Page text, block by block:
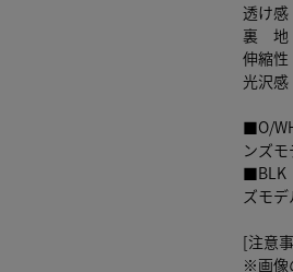
透け感
裏 地
伸縮性
光沢
■O/
ンズ
■BLK
ズモデ
[注意
※画像